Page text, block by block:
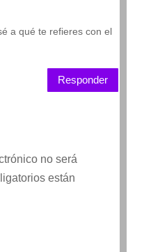
a qué te refieres con el
Responder
no será
están